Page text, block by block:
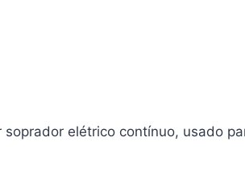
elétrico contínuo, usado